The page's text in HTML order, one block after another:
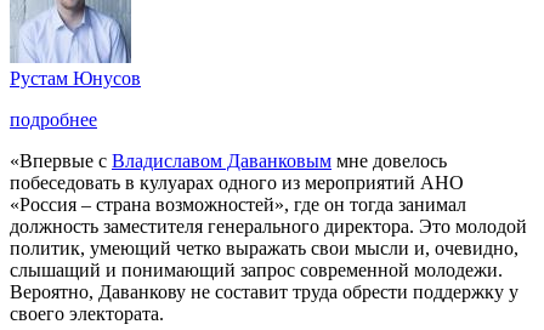
Рустам Юнусов
подробнее
«Впервые с Владиславом Даванковым мне довелось
побеседовать в кулуарах одного из мероприятий АНО
«Россия – страна возможностей», где он тогда занимал
должность заместителя генерального директора. Это молодой
политик, умеющий четко выражать свои мысли и, очевидно,
слышащий и понимающий запрос современной молодежи.
Вероятно, Даванкову не составит труда обрести поддержку у
своего электората.